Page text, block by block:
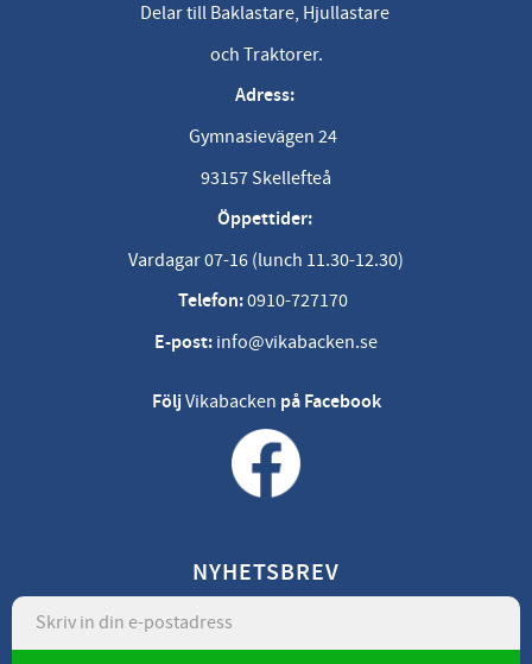
Delar till Baklastare, Hjullastare
och Traktorer.
Adress:
Gymnasievägen 24
93157 Skellefteå
Öppettider:
Vardagar 07-16 (lunch 11.30-12.30)
Telefon:0910-727170
E-post: info@vikabacken.se
FöljVikabacken på Facebook
NYHETSBREV